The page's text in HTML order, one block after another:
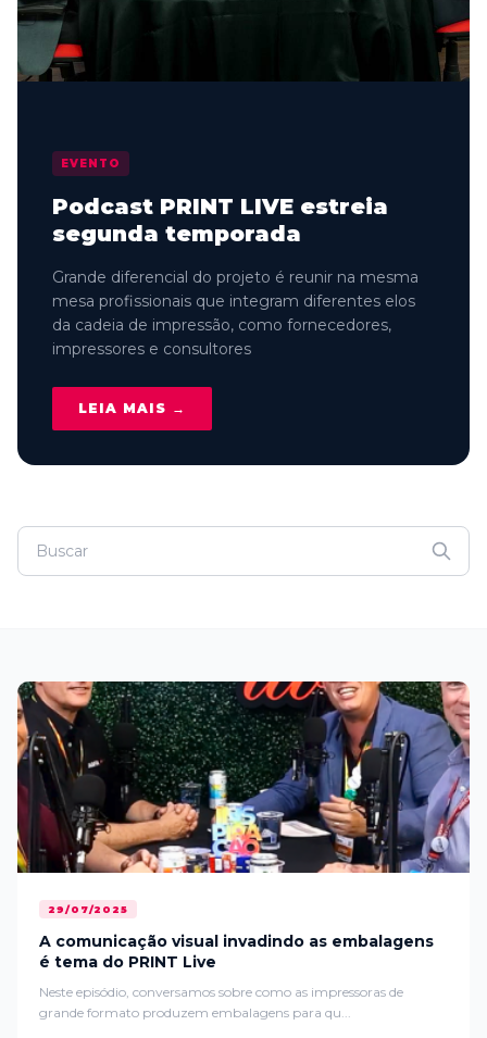
EVENTO
Podcast PRINT LIVE estreia
segunda temporada
Grande diferencial do projeto é reunir na mesma
mesa profissionais que integram diferentes elos
da cadeia de impressão, como fornecedores,
impressores e consultores
LEIA MAIS →
29/07/2025
A comunicação visual invadindo as embalagens
é tema do PRINT Live
Neste episódio, conversamos sobre como as impressoras de
grande formato produzem embalagens para qu...